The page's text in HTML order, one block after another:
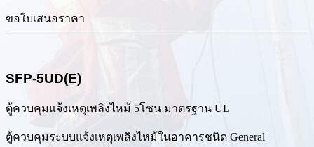
ขอใบเสนอราคา
SFP-5UD(E)
ตู้ควบคุมแจ้งเหตุเพลิงไหม้ 5โซน มาตรฐาน UL
ตู้ควบคุมระบบแจ้งเหตุเพลิงไหม้ในอาคารชนิด General